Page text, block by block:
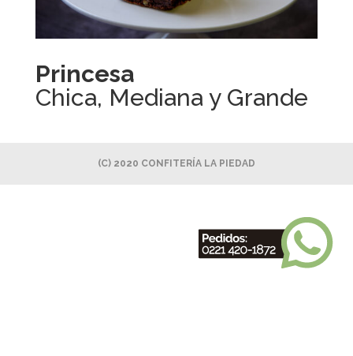
Princesa
Chica, Mediana y Grande
(C) 2020 CONFITERÍA LA PIEDAD